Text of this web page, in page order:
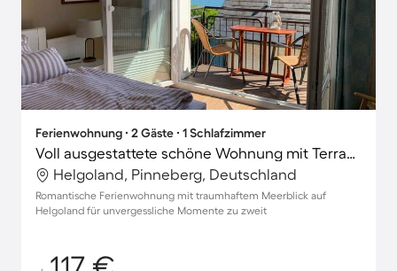
Ferienwohnung ∙ 2 Gäste ∙ 1 Schlafzimmer
Voll ausgestattete schöne Wohnung mit Terrasse | Seeblick | Nah am Strand
Helgoland, Pinneberg, Deutschland
Romantische Ferienwohnung mit traumhaftem Meerblick auf
Helgoland für unvergessliche Momente zu zweit